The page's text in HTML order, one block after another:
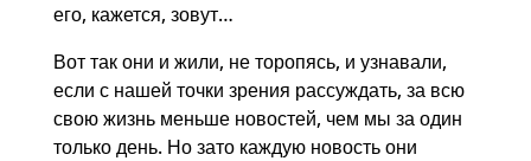
его, кажется, зовут…
Вот так они и жили, не торопясь, и узнавали,
если с нашей точки зрения рассуждать, за всю
свою жизнь меньше новостей, чем мы за один
только день. Но зато каждую новость они